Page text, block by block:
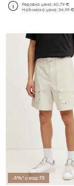
Редовна цена:60,79 €
Най-ниска цена:34,99 €
-5%* с код: FS